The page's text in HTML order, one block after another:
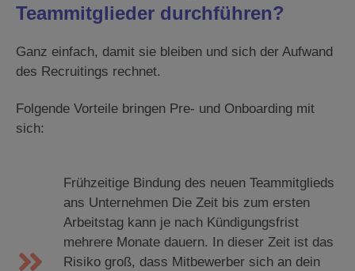
Teammitglieder durchführen?
Ganz einfach, damit sie bleiben und sich der Aufwand
des Recruitings rechnet.
Folgende Vorteile bringen Pre- und Onboarding mit
sich:
Frühzeitige Bindung des neuen Teammitglieds
ans Unternehmen Die Zeit bis zum ersten
Arbeitstag kann je nach Kündigungsfrist
mehrere Monate dauern. In dieser Zeit ist das
Risiko groß, dass Mitbewerber sich an dein